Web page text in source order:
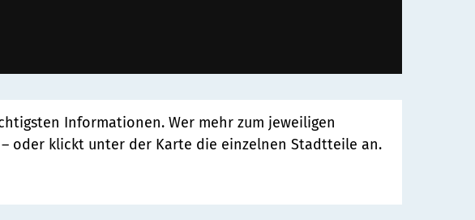
Informationen. Wer mehr zum jeweiligen
oder klickt unter der Karte die einzelnen Stadtteile an.